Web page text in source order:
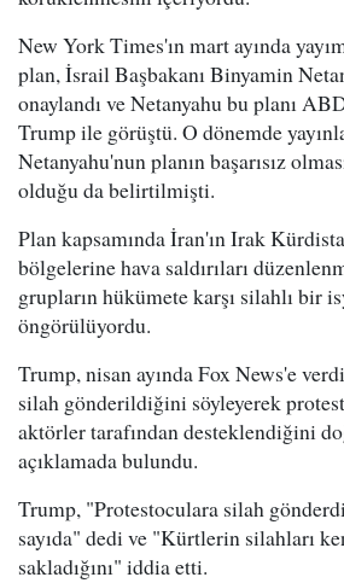
New York Times'ın mart ayında
plan, İsrail Başbakanı Binyamin
onaylandı ve Netanyahu bu planı
Trump ile görüştü. O dönemde
Netanyahu'nun planın başarısız
olduğu da belirtilmişti.
Plan kapsamında İran'ın Irak
bölgelerine hava saldırıları
grupların hükümete karşı silahlı bir
öngörülüyordu.
Trump, nisan ayında Fox News'e
silah gönderildiğini söyleyerek
aktörler tarafından desteklendiğini
açıklamada bulundu.
Trump, "Protestoculara silah
sayıda" dedi ve "Kürtlerin silahları
sakladığını" iddia etti.